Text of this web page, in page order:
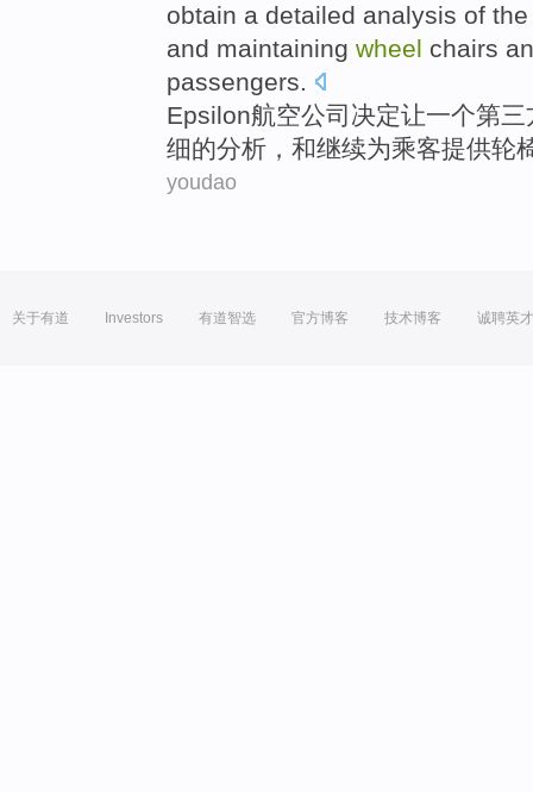
obtain a detailed analysis of
and maintaining wheel chairs
passengers.
Epsilon航空公司 决定让一个第三
细的分析 ， 和继续为乘客提供轮
youdao
关于有道 Investors 有道智选 官方博客 技术博客 诚聘英才